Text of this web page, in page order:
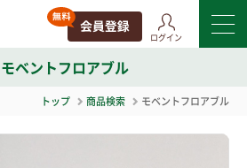
ログイン
モベントフロアブル
トップ 商品検索 モベントフロアブル